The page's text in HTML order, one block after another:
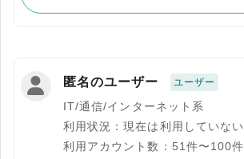
匿名のユーザー ユーザー
IT/通信/インターネット系
利用状況：現在は利用していない
利用アカウント数：51件〜100件